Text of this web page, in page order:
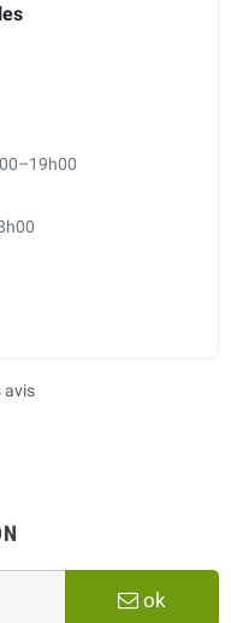
avis
ok